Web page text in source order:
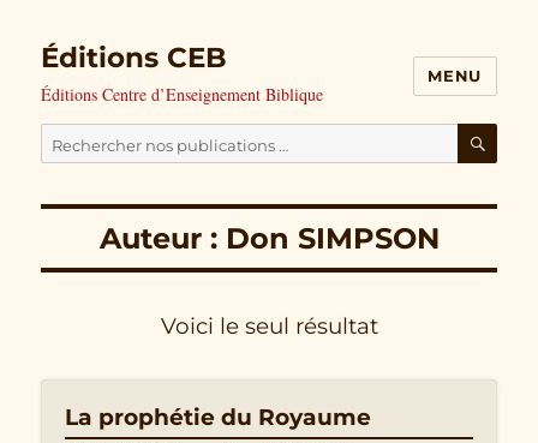
Éditions CEB
Éditions Centre d’Enseignement Biblique
MENU
Cherchez
publications
:
Auteur : Don SIMPSON
Voici le seul résultat
La prophétie du Royaume